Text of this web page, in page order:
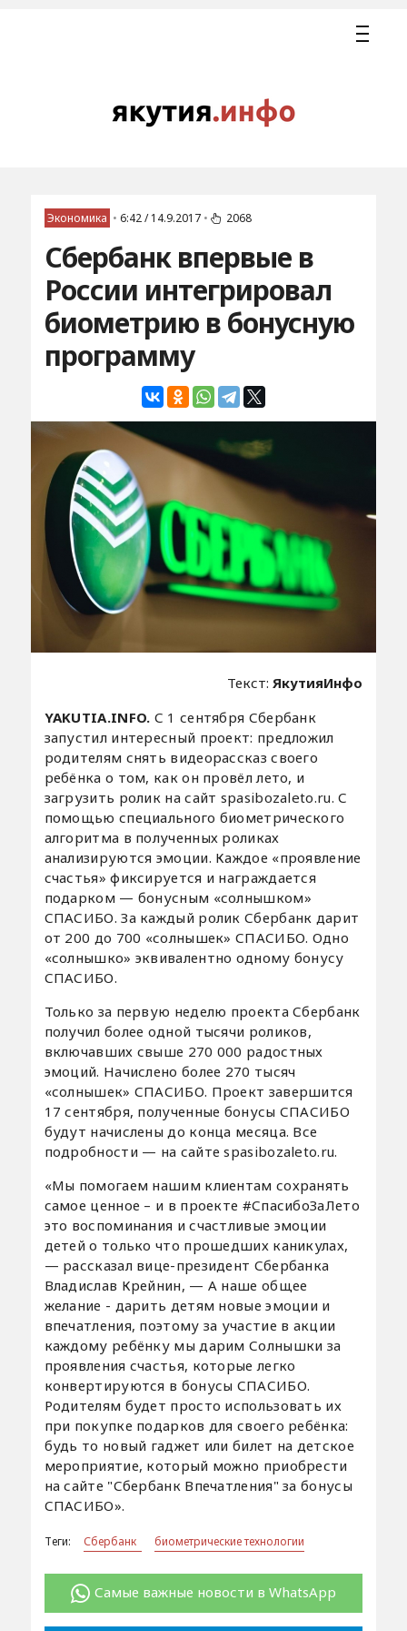
Экономика • 6:42 / 14.9.2017 • 2068
Сбербанк впервые в
России интегрировал
биометрию в бонусную
программу
Текст:ЯкутияИнфо
YAKUTIA.INFO. С 1 сентября Сбербанк
запустил интересный проект: предложил
родителям снять видеорассказ своего
ребёнка о том, как он провёл лето, и
загрузить ролик на сайт spasibozaleto.ru. С
помощью специального биометрического
алгоритма в полученных роликах
анализируются эмоции. Каждое «проявление
счастья» фиксируется и награждается
подарком — бонусным «солнышком»
СПАСИБО. За каждый ролик Сбербанк дарит
от 200 до 700 «солнышек» СПАСИБО. Одно
«солнышко» эквивалентно одному бонусу
СПАСИБО.
Только за первую неделю проекта Сбербанк
получил более одной тысячи роликов,
включавших свыше 270 000 радостных
эмоций. Начислено более 270 тысяч
«солнышек» СПАСИБО. Проект завершится
17 сентября, полученные бонусы СПАСИБО
будут начислены до конца месяца. Все
подробности — на сайте spasibozaleto.ru.
«Мы помогаем нашим клиентам сохранять
самое ценное – и в проекте #СпасибоЗаЛето
это воспоминания и счастливые эмоции
детей о только что прошедших каникулах,
— рассказал вице-президент Сбербанка
Владислав Крейнин, — А наше общее
желание - дарить детям новые эмоции и
впечатления, поэтому за участие в акции
каждому ребёнку мы дарим Солнышки за
проявления счастья, которые легко
конвертируются в бонусы СПАСИБО.
Родителям будет просто использовать их
при покупке подарков для своего ребёнка:
будь то новый гаджет или билет на детское
мероприятие, который можно приобрести
на сайте "Сбербанк Впечатления" за бонусы
СПАСИБО».
Теги: Сбербанк биометрические технологии
Самые важные новости в WhatsApp